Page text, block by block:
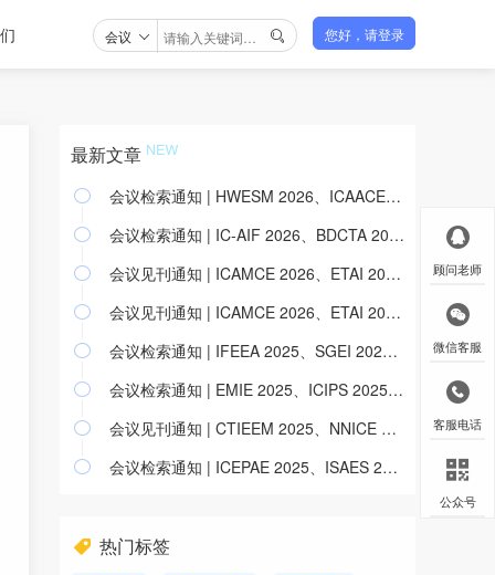
会议  您好，请登录
最新文章
 会议检索通知 | HWESM 2026、ICAACE 2026、ICSP 2026 等54个会议已检索
 会议检索通知 | IC-AIF 2026、BDCTA 2026、GADM 2026等7个会议已检索
 会议见刊通知 | ICAMCE 2026、ETAI 2026、AMNA 2026&n;等17个会议已见刊
 会议见刊通知 | ICAMCE 2026、ETAI 2026、AMNA 2026&;等17个会议已见刊
 会议检索通知 | IFEEA 2025、SGEI 2025、ICAIRC 2025等19个会议已检索
 会议检索通知 | EMIE 2025、ICIPS 2025、EIECT 2025等7个会议已检索
 会议见刊通知 | CTIEEM 2025、NNICE 2025、RSTIP 2025 等12个会议已见刊
 会议检索通知 | ICEPAE 2025、ISAES 2025、ICEMEE 2025等22个会议已检索
热门标签
顾问老师
微信客服
客服电话
公众号